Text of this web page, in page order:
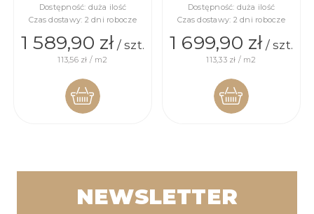
Dostępność: duża ilość
Czas dostawy: 2 dni robocze
1 589,90 zł/ szt.
113,56 zł / m2
Dostępność: duża ilość
Czas dostawy: 2 dni robocze
1 699,90 zł/ szt.
113,33 zł / m2
NEWSLETTER